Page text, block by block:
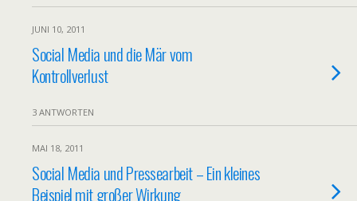
JUNI 10, 2011
Social Media und die Mär vom
Kontrollverlust
3 ANTWORTEN
MAI 18, 2011
Social Media und Pressearbeit – Ein kleines
Beispiel mit großer Wirkung